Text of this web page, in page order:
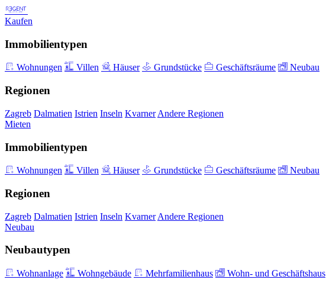
Kaufen
Immobilientypen
Wohnungen Villen Häuser Grundstücke Geschäftsräume Neubau
Regionen
Zagreb Dalmatien Istrien Inseln Kvarner Andere Regionen
Mieten
Immobilientypen
Wohnungen Villen Häuser Grundstücke Geschäftsräume Neubau
Regionen
Zagreb Dalmatien Istrien Inseln Kvarner Andere Regionen
Neubau
Neubautypen
Wohnanlage Wohngebäude Mehrfamilienhaus Wohn- und Geschäftshaus